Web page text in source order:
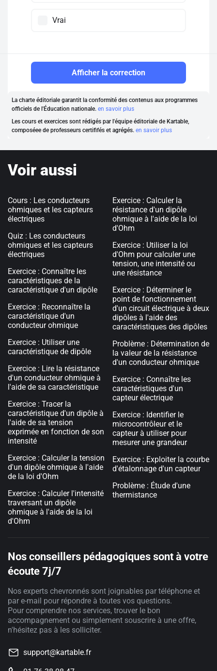
Vrai
Afficher la correction
La charte éditoriale garantit la conformité des contenus aux programmes
officiels de l'Éducation nationale. en savoir plus
Les cours et exercices sont rédigés par l'équipe éditoriale de Kartable,
composéee de professeurs certififés et agrégés. en savoir plus
Voir aussi
Cours : Les conducteurs
ohmiques et les capteurs
électriques
Quiz : Les conducteurs
ohmiques et les capteurs
électriques
Exercice : Connaître les
caractéristiques de la
caractéristique d'un dipôle
Exercice : Reconnaître la
caractéristique d'un
conducteur ohmique
Exercice : Utiliser une
caractéristique de dipôle
Exercice : Lire la résistance
d'un conducteur ohmique à
l'aide de sa caractéristique
Exercice : Tracer la
caractéristique d'un dipôle à
l'aide de sa tension
exprimée en fonction de son
intensité
Exercice : Calculer la tension
d'un dipôle ohmique à l'aide
de la loi d'Ohm
Exercice : Calculer l'intensité
traversant un dipôle
ohmique à l'aide de la loi
d'Ohm
Exercice : Calculer la
résistance d'un dipôle
ohmique à l'aide de la loi
d'Ohm
Exercice : Utiliser la loi
d'Ohm pour calculer une
tension, une intensité ou
une résistance
Exercice : Déterminer le
point de fonctionnement
d'un circuit électrique à deux
dipôles à l'aide des
caractéristiques des dipôles
Problème : Détermination de
la valeur de la résistance
d'un conducteur ohmique
Exercice : Connaître les
caractéristiques d'un
capteur électrique
Exercice : Identifier le
microcontrôleur et le
capteur à utiliser pour
mesurer une grandeur
Exercice : Exploiter la courbe
d'étalonnage d'un capteur
Problème : Étude d'une
thermistance
Nos conseillers pédagogiques sont à votre
écoute 7j/7
Nos experts chevronnés sont joignables par téléphone et
par e-mail pour répondre à toutes vos questions.
Pour comprendre nos services, trouver le bon
accompagnement ou simplement souscrire à une offre,
n'hésitez pas à les solliciter.
support@kartable.fr